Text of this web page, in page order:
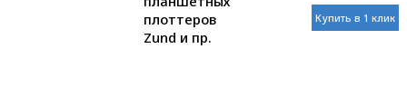
плоттеров
Zund и пр.
Купить в 1 клик